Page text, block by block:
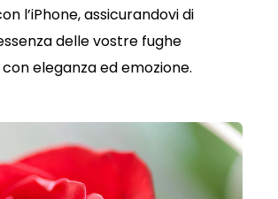
l’iPhone, assicurandovi di
delle vostre fughe
eleganza ed emozione.